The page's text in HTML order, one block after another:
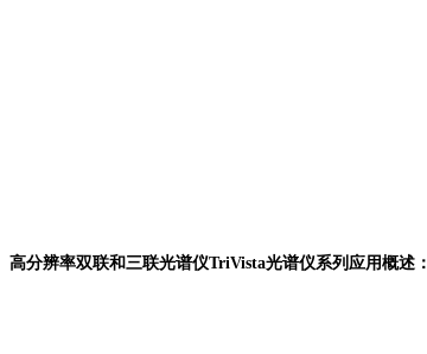
高分辨率双联和三联光谱仪TriVista光谱仪系列应用概述：